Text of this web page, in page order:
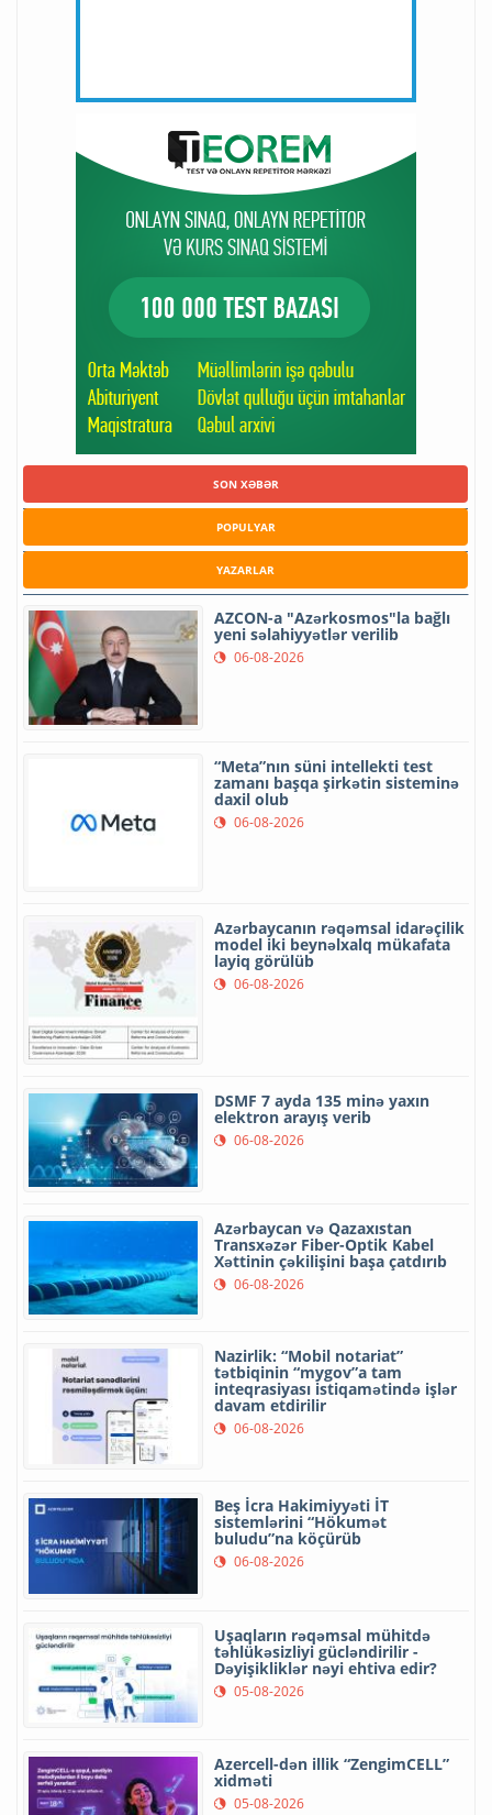
SON XƏBƏR
POPULYAR
YAZARLAR
AZCON-a "Azərkosmos"la bağlı
yeni səlahiyyətlər verilib
06-08-2026
“Meta”nın süni intellekti test
zamanı başqa şirkətin sisteminə
daxil olub
06-08-2026
Azərbaycanın rəqəmsal idarəçilik
model iki beynəlxalq mükafata
layiq görülüb
06-08-2026
DSMF 7 ayda 135 minə yaxın
elektron arayış verib
06-08-2026
Azərbaycan və Qazaxıstan
Transxəzər Fiber-Optik Kabel
Xəttinin çəkilişini başa çatdırıb
06-08-2026
Nazirlik: “Mobil notariat”
tətbiqinin “mygov”a tam
inteqrasiyası istiqamətində işlər
davam etdirilir
06-08-2026
Beş İcra Hakimiyyəti İT
sistemlərini “Hökumət
buludu”na köçürüb
06-08-2026
Uşaqların rəqəmsal mühitdə
təhlükəsizliyi gücləndirilir -
Dəyişikliklər nəyi ehtiva edir?
05-08-2026
Azercell-dən illik “ZengimCELL”
xidməti
05-08-2026